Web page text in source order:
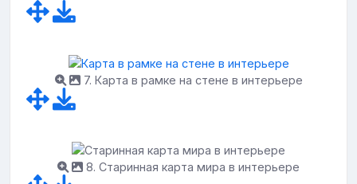
7. Карта в рамке на стене в интерьере
8. Старинная карта мира в интерьере